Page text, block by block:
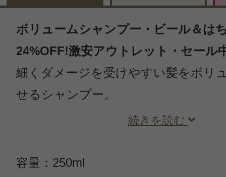
ボリュームシャンプー・ビール＆は
24%OFF!激安アウトレット・セール
細くダメージを受けやすい髪をボリ
せるシャンプー。
続きを読む
容量：250ml